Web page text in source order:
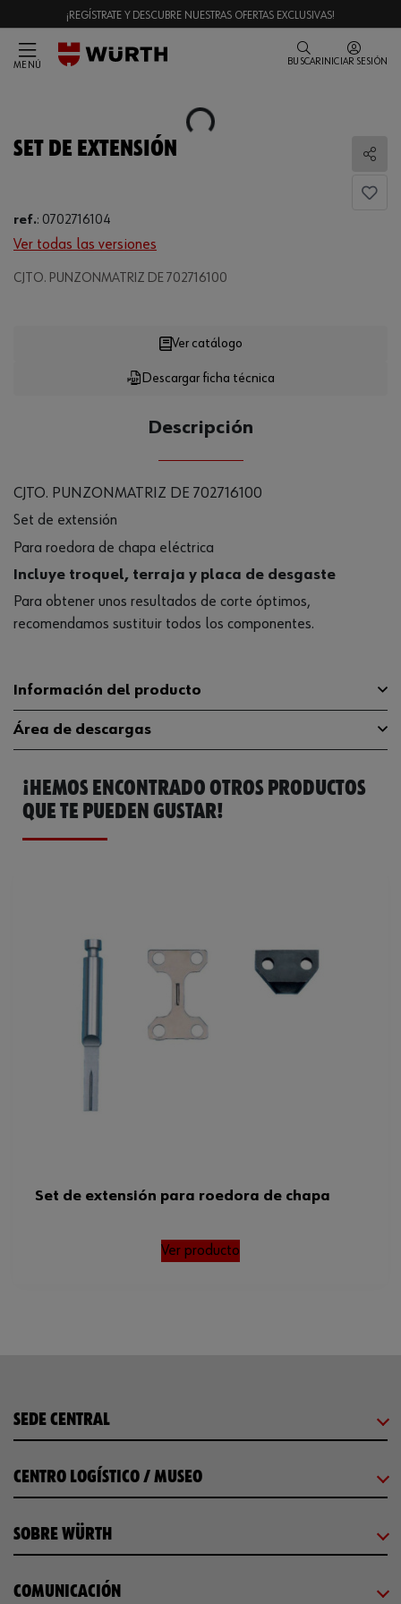
¡REGÍSTRATE Y DESCUBRE NUESTRAS OFERTAS EXCLUSIVAS!
MENÚ BUSCAR INICIAR SESIÓN
Loading...
SET DE EXTENSIÓN
ref.: 0702716104
Ver todas las versiones
CJTO. PUNZONMATRIZ DE 702716100
Loading...
Descargar ficha técnica
Ver catálogo
Descripción
CJTO. PUNZONMATRIZ DE 702716100
Set de extensión
Para roedora de chapa eléctrica
Incluye troquel, terraja y placa de desgaste
Para obtener unos resultados de corte óptimos,
recomendamos sustituir todos los componentes.
Información del producto
Código del sistema armonizado 84569080000
Peso del producto (por artículo) 33.000 g
Área de descargas
Catálogo General 0702716104
Ficha Técnica
¡HEMOS ENCONTRADO OTROS PRODUCTOS
QUE TE PUEDEN GUSTAR!
Set de extensión para roedora de chapa
Ver producto
SEDE CENTRAL
CENTRO LOGÍSTICO / MUSEO
SOBRE WÜRTH
COMUNICACIÓN